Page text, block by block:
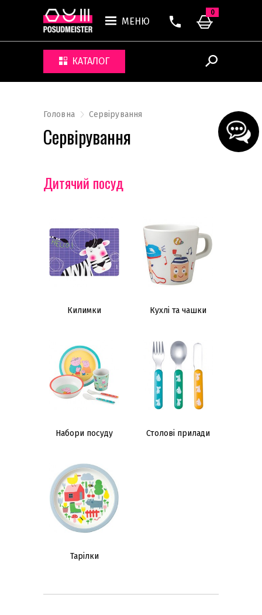
МЕНЮ
КАТАЛОГ
0
Головна Сервірування
Сервірування
Дитячий посуд
Килимки Кухлі та чашки
Набори посуду Столові прилади
Тарілки